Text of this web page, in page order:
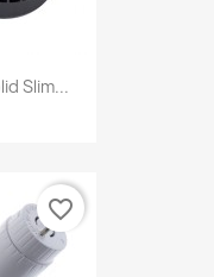
Slim...
favorite_border